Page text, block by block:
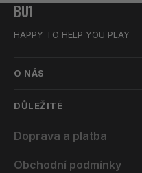
BU1
HAPPY TO HELP YOU PLAY
O NÁS
DŮLEŽITÉ
Doprava a platba
Obchodní podmínky